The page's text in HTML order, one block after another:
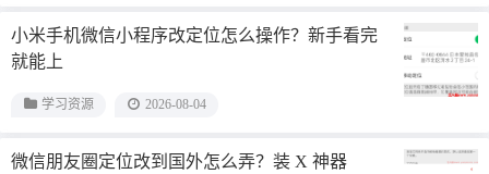
小米手机微信小程序改定位怎么操作？新手看完
就能上
学习资源 2026-08-04
微信朋友圈定位改到国外怎么弄？装 X 神器